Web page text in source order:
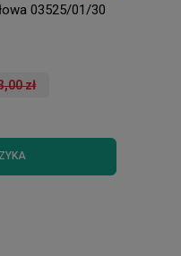
03525/01/30
zł